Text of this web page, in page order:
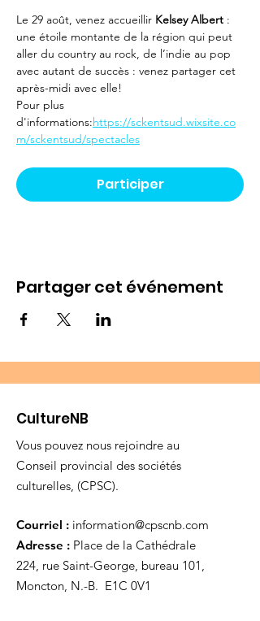
Le 29 août, venez accueillir Kelsey Albert :
une étoile montante de la région qui peut
aller du country au rock, de l’indie au pop
avec autant de succès : venez partager cet
après-midi avec elle!
Pour plus
d'informations:https://sckentsud.wixsite.co
m/sckentsud/spectacles
Participer
Partager cet événement
CultureNB
Vous pouvez nous rejoindre au
Conseil provincial des sociétés
culturelles, (CPSC).
Courriel : information@cpscnb.com
Adresse : Place de la Cathédrale
224, rue Saint-George, bureau 101,
Moncton, N.-B. E1C 0V1